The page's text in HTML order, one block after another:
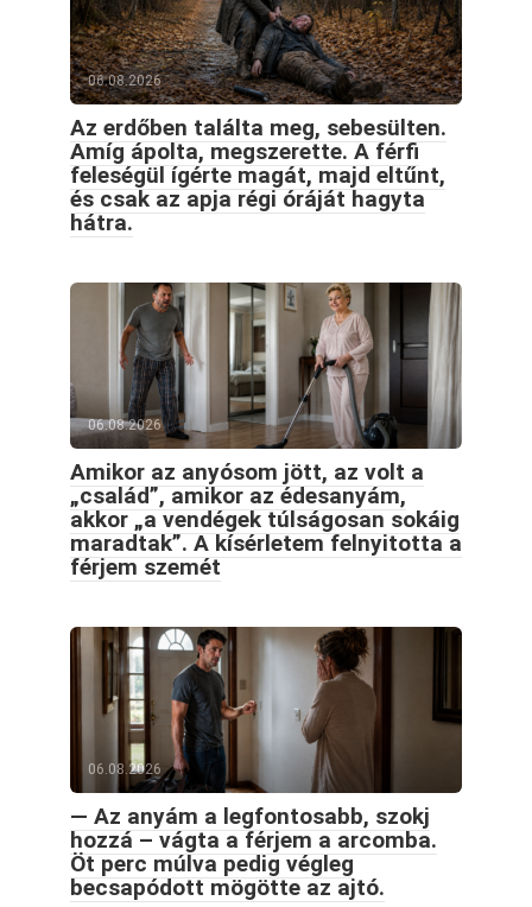
06.08.2026
Az erdőben találta meg, sebesülten.
Amíg ápolta, megszerette. A férfi
feleségül ígérte magát, majd eltűnt,
és csak az apja régi óráját hagyta
hátra.
06.08.2026
Amikor az anyósom jött, az volt a
„család”, amikor az édesanyám,
akkor „a vendégek túlságosan sokáig
maradtak”. A kísérletem felnyitotta a
férjem szemét
06.08.2026
— Az anyám a legfontosabb, szokj
hozzá – vágta a férjem a arcomba.
Öt perc múlva pedig végleg
becsapódott mögötte az ajtó.